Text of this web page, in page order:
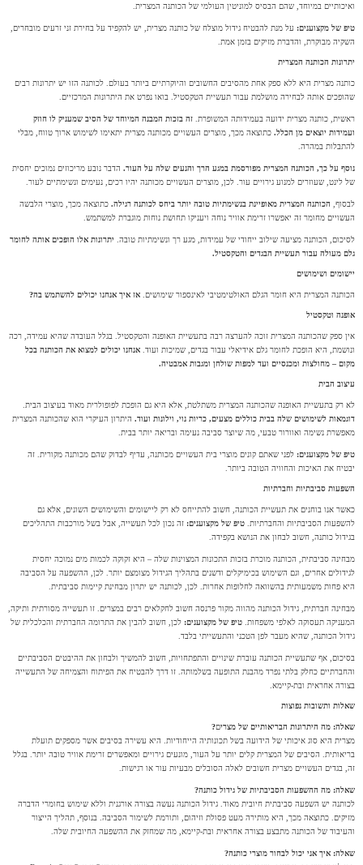
ואיכותיים במיוחד, שהם הבסיס למוניטין העולמי של הכותנה המצרית.
טיפ של מקצוענים: על מנת להבטיח גידול מוצלח של כותנה מצרית, יש להקפיד על בחירת זני זרעים מובחרים,
השקיה מבוקרת, והדברת מזיקים בזמן אמת.
יתרונות הכותנה המצרית
כותנה מצרית היא ללא ספק אחת מהסיבים החשובים והיוקרתיים ביותר בעולם. לכותנה הזו יש יתרונות רבים
שהופכים אותה לבחירה מושלמת עבור תעשיית הטקסטיל. בואו נפרט את היתרונות המרכזיים.
ראשית, כותנה מצרית ידועה בעמידותה המשופרת. זה בזכות המבנה המיוחד של הסיב שמעניק לו חוזק
ועמידות יוצאים מן הכלל. כתוצאה מכך, מוצרים העשויים מכותנה מצרית יתאימו לשימוש ארוך טווח, מבלי
להתבלות במהרה.
נוסף על כך, הכותנה המצרית מפורסמת במגע הרך והנעים שלה על העור. הדבר נובע מריכוזים נמוכים יחסית
של לינט, שעוזרים למנוע גירויים עור. לכן, מוצרים העשויים מכותנה יהיו רכים, נעימים ונשימתיים לעור.
לבסוף, הכותנה המצרית מאופיינת בנשימתיות טובה יותר ביחס לכותנה רגילה. כתוצאה מכך, מוצרי הלבשה
העשויים מחומר זה יאפשרו זרימת אוויר נוחה ויעניקו תחושת נוחות מוגברת למשתמש.
לסיכום, הכותנה מציעה שילוב ייחודי של עמידות, מגע רך ונשימתיות טובה. יתרונות אלו הופכים אותה לחומר
גלם מעולה עבור תעשיית הבגדים והטקסטיל.
יישומים ושימושים
הכותנה המצרית היא חומר הגלם האולטימטיבי לאינספור שימושים. אז איך אנחנו יכולים להשתמש בה?
אופנה וטקסטיל
אין ספק שהכותנה המצרית זוכה להערצה רבה בתעשיית האופנה והטקסטיל. בגלל העובדה שהיא עמידה, רכה
ונושמת, היא הופכת לחומר גלם אידיאלי עבור בגדים, שמיכות ועוד. אנחנו יכולים למצוא את הכותנה בכל
מקום – מחולצות ומכנסיים ועד למפות שולחן ומגבות אמבטיה.
עיצוב הבית
לא רק בתעשיית האופנה שהכותנה המצרית משתלטת, אלא היא גם הופכת לפופולרית מאוד בעיצוב הבית.
דוגמאות לשימושים שלה בבית כוללים מצעים, כריות נוי, וילונות ועוד. היתרון העיקרי הוא שהכותנה המצרית
מאפשרת נשימה ואוורור טבעי, מה שיוצר סביבה נעימה ובריאה יותר בבית.
טיפ של מקצוענים: לפני שאתם קונים מוצרי בית העשויים מכותנה, עדיף לבדוק שהם מכותנה מקורית. זה
יבטיח את האיכות והחוויה הטובה ביותר.
השפעות סביבתיות וחברתיות
כאשר אנו בוחנים את תעשיית הכותנה, חשוב להתייחס לא רק ליישומים והשימושים השונים, אלא גם
להשפעות הסביבתיות והחברתיות. טיפ של מקצוענים: זה נכון לכל תעשייה, אבל בשל מורכבות התהליכים
בגידול כותנה, חשוב לבחון את הנושא בקפידה.
מבחינה סביבתית, הכותנה מוכרת בזכות התכונות המצוינות שלה – היא זקוקה לכמות מים נמוכה יחסית
לגידולים אחרים, וגם השימוש בכימיקלים ודשנים בתהליך הגידול מצומצם יותר. לכן, ההשפעה על הסביבה
היא פחות משמעותית בהשוואה לחלופות אחרות. לכן, לכותנה יש יתרון מבחינת קיימות סביבתית.
מבחינה חברתית, גידול הכותנה מהווה מקור פרנסה חשוב לחקלאים רבים במצרים. זו תעשייה מסורתית ותיקה,
המעניקה תעסוקה לאלפי משפחות. טיפ של מקצוענים: לכן, חשוב להבין את התרומה החברתית והכלכלית של
גידול הכותנה, שהיא מעבר לפן הטכני והתעשייתי בלבד.
בסיכום, אף שתעשיית הכותנה עוברת שינויים והתפתחויות, חשוב להמשיך ולבחון את ההיבטים הסביבתיים
והחברתיים כחלק בלתי נפרד מהבנת התופעה בשלמותה. זו דרך להבטיח את הפיתוח והצמיחה של התעשייה
בצורה אחראית ובת-קיימא.
שאלות ותשובות נפוצות
שאלה: מה היתרונות הבריאותיים של מצרים?
מצרית היא סוג איכותי של הידועה בשל תכונותיה הייחודיות. היא עשירה בסיבים אשר מספקים תועלת
בריאותית. הסיבים של המצרית קלים יותר על העור, מונעים גירויים ומאפשרים זרימת אוויר טובה יותר. בגלל
זה, בגדים העשויים מצרית חשובים לאלה הסובלים מבעיות עור או רגישות.
שאלה: מה ההשפעות הסביבתיות של גידול כותנה?
לכותנה יש השפעה סביבתית חיובית מאוד. גידול הכותנה נעשה בצורה אורגנית וללא שימוש בחומרי הדברה
מזיקים. כתוצאה מכך, היא מותירה מעט פסולת וזיהום, ותורמת לשימור הסביבה. בנוסף, תהליך הייצור
והעיבוד של הכותנה מתבצע בצורה אחראית ובת-קיימא, מה שמחזק את ההשפעה החיובית שלה.
שאלה: איך אני יכול לבחור מוצרי כותנה?